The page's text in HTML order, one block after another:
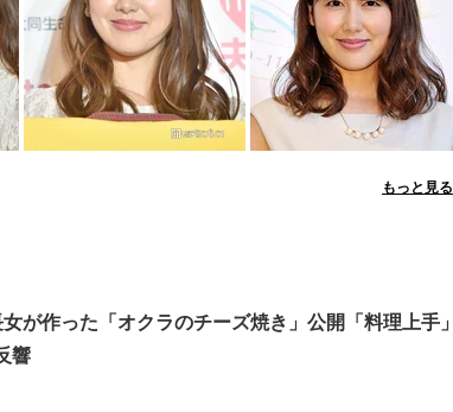
もっと見る
が作った「オクラのチーズ焼き」公開「料理上手」
響